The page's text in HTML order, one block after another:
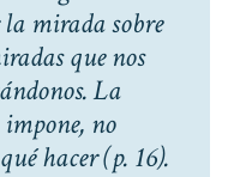
mirada sobre
que nos
La
no
hacer(p. 16).